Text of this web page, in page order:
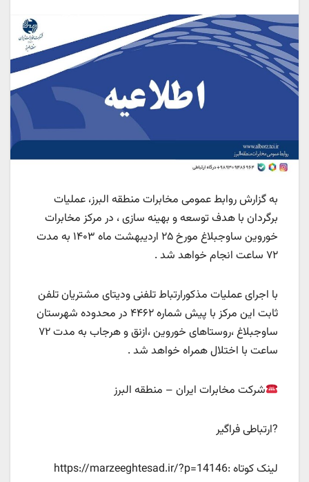
به گزارش روابط عمومی مخابرات منطقه البرز، عملیات
برگردان با هدف توسعه و بهینه سازی ، در مرکز مخابرات
خوروین ساوجبلاغ مورخ ۲۵ اردیبهشت ماه ۱۴۰۳ به مدت
۷۲ ساعت انجام خواهد شد .
با اجرای عملیات مذکورارتباط تلفنی ودیتای مشتریان تلفن
ثابت این مرکز با پیش شماره ۴۴۶۲ در محدوده شهرستان
ساوجبلاغ ،روستاهای خوروین ،ازنق و هرجاب به مدت ۷۲
ساعت با اختلال همراه خواهد شد .
شرکت مخابرات ایران – منطقه البرز
?ارتباطی فراگیر
لینک کوتاه :https://marzeeghtesad.ir/?p=14146